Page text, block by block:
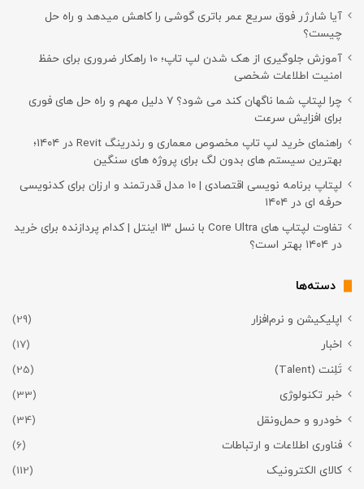
آیا شارژر فوق سریع عمر باتری گوشی را کاهش میدهد و راه حل
چیست؟
آموزش جلوگیری از هک شدن لپ تاپ؛ 10 راهکار ضروری برای حفظ
امنیت اطلاعات شخصی
چرا لپتاپ شما ناگهان کند می شود؟ ۷ دلیل مهم و راه حل های فوری
برای افزایش سرعت
راهنمای خرید لپ تاپ مخصوص معماری و رندرینگ Revit در ۱۴۰۴؛
بهترین سیستم های بدون لگ برای پروژه های سنگین
لپتاپ برنامه نویسی اقتصادی | ۱۰ مدل قدرتمند و ارزان برای کدنویسی
حرفه ای در ۱۴۰۴
تفاوت لپتاپ های Core Ultra با نسل ۱۳ اینتل | کدام پردازنده برای خرید
در ۱۴۰۴ بهتر است؟
دسته‌ها
اپلیکیشن و نرم‌افزار
(29)
اخبار
(17)
تَلِنت (Talent)
(25)
خبر تکنولوژی
(33)
خودرو و حمل‌و‌نقل
(34)
فناوری اطلاعات و ارتباطات
(6)
کالای الکترونیک
(112)